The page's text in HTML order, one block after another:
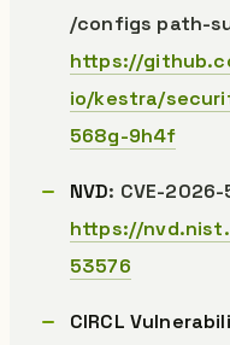
/configs path-
https://
io/kestra/
568g-9h4f
NVD: CVE-
https://
53576
CIRCL